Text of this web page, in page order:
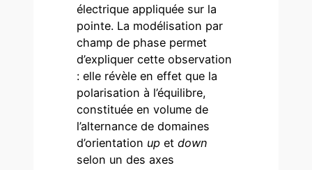
électrique appliquée sur la
pointe. La modélisation par
champ de phase permet
d’expliquer cette observation
: elle révèle en effet que la
polarisation à l’équilibre,
constituée en volume de
l’alternance de domaines
d’orientation up etdown
selon un des axes